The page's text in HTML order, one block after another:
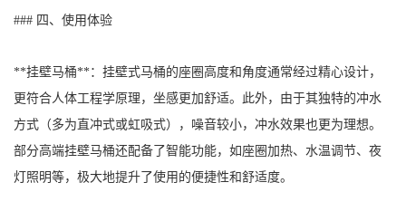
### 四、使用体验
**挂壁马桶**：挂壁式马桶的座圈高度和角度通常经过精心设计，
更符合人体工程学原理，坐感更加舒适。此外，由于其独特的冲水
方式（多为直冲式或虹吸式），噪音较小，冲水效果也更为理想。
部分高端挂壁马桶还配备了智能功能，如座圈加热、水温调节、夜
灯照明等，极大地提升了使用的便捷性和舒适度。